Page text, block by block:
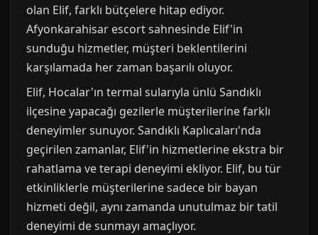
olan Elif, farklı bütçelere hitap ediyor.
Afyonkarahisar escort sahnesinde Elif'in
sunduğu hizmetler, müşteri beklentilerini
karşılamada her zaman başarılı oluyor.
Elif, Hocalar'ın termal sularıyla ünlü Sandıklı
ilçesine yapacağı gezilerle müşterilerine farklı
deneyimler sunuyor. Sandıklı Kaplıcaları'nda
geçirilen zamanlar, Elif'in hizmetlerine ekstra bir
rahatlama ve terapi deneyimi ekliyor. Elif, bu tür
etkinliklerle müşterilerine sadece bir bayan
hizmeti değil, aynı zamanda unutulmaz bir tatil
deneyimi de sunmayı amaçlıyor.